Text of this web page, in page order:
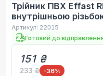
Трійник ПВХ Effast
внутрішньою
Артикул: 22015
Готовий до відправлення
151 ₴
233 ₴ -36%